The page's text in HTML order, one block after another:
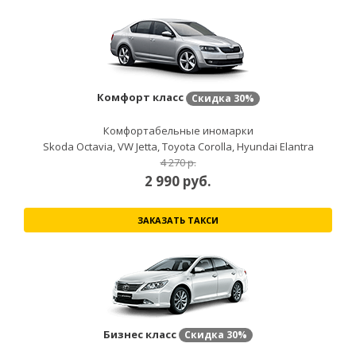
Комфорт класс Скидка 30%
Комфортабельные иномарки
Skoda Octavia, VW Jetta, Toyota Corolla, Hyundai Elantra
4 270 р.
2 990 руб.
ЗАКАЗАТЬ ТАКСИ
Бизнес класс Скидка 30%